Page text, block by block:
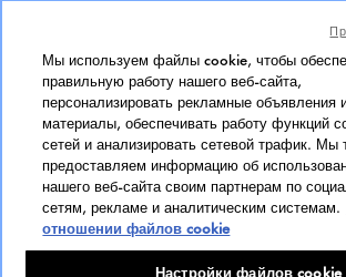
Юридическая информация
Юридическая информация
Личные данные
Cookie Policy
Доступ
Индекс гендерного равенства
Мы используем файлы cookie, чтобы
правильную работу нашего веб-сайта,
персонализировать рекламные объявления
материалы, обеспечивать работу функций
сетей и анализировать сетевой трафик. Мы
предоставляем информацию об
нашего веб-сайта своим партнерам по
сетям, рекламе и аналитическим системам.
отношении файлов cookie
Настройки файлов cookie